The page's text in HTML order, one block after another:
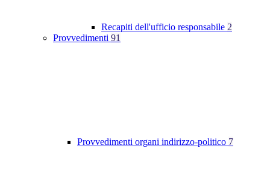
Recapiti dell'ufficio responsabile 2
Provvedimenti 91
Provvedimenti organi indirizzo-politico 7